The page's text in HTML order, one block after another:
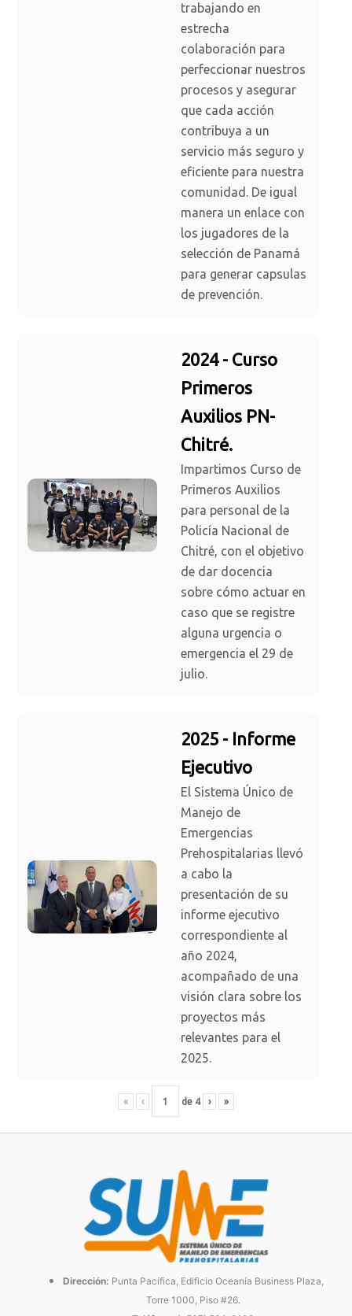
trabajando en
estrecha
colaboración para
perfeccionar nuestros
procesos y asegurar
que cada acción
contribuya a un
servicio más seguro y
eficiente para nuestra
comunidad. De igual
manera un enlace con
los jugadores de la
selección de Panamá
para generar capsulas
de prevención.
2024 - Curso
Primeros
Auxilios PN-
Chitré.
Impartimos Curso de
Primeros Auxilios
para personal de la
Policía Nacional de
Chitré, con el objetivo
de dar docencia
sobre cómo actuar en
caso que se registre
alguna urgencia o
emergencia el 29 de
julio.
2025 - Informe
Ejecutivo
El Sistema Único de
Manejo de
Emergencias
Prehospitalarias llevó
a cabo la
presentación de su
informe ejecutivo
correspondiente al
año 2024,
acompañado de una
visión clara sobre los
proyectos más
relevantes para el
2025.
« ‹ de 4 › »
Dirección: Punta Pacífica, Edificio Oceanía Business Plaza,
Torre 1000, Piso #26.